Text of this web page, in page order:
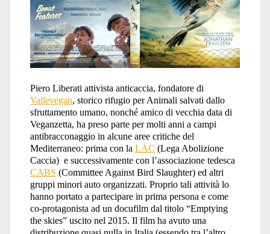
Piero Liberati attivista anticaccia, fondatore di
Vallevegan, storico rifugio per Animali salvati dallo
sfruttamento umano, nonché amico di vecchia data di
Veganzetta, ha preso parte per molti anni a campi
antibracconaggio in alcune aree critiche del
Mediterraneo: prima con la LAC (Lega Abolizione
Caccia) e successivamente con l’associazione tedesca
CABS (Committee Against Bird Slaughter) ed altri
gruppi minori auto organizzati. Proprio tali attività lo
hanno portato a partecipare in prima persona e come
co-protagonista ad un docufilm dal titolo “Emptying
the skies” uscito nel 2015. Il film ha avuto una